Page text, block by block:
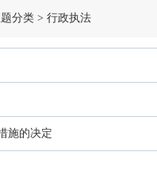
分类 > 行政执法
施的决定